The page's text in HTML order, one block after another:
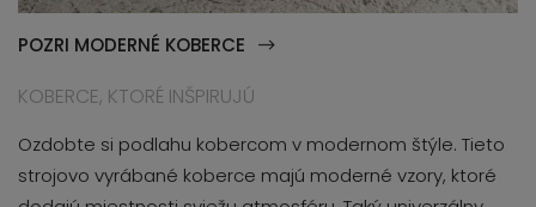
POZRI MODERNÉ KOBERCE
KOBERCE, KTORÉ INŠPIRUJÚ
Ozdobte si podlahu kobercom v modernom štýle. Tieto
strojovo vyrábané koberce majú moderné vzory, ktoré